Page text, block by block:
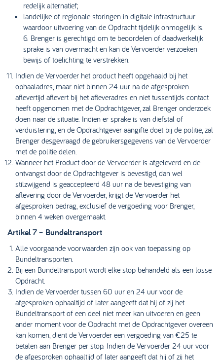
redelijk alternatief;
landelijke of regionale storingen in digitale infrastructuur
waardoor uitvoering van de Opdracht tijdelijk onmogelijk is.
6. Brenger is gerechtigd om te beoordelen of daadwerkelijk
sprake is van overmacht en kan de Vervoerder verzoeken
bewijs of toelichting te verstrekken.
Indien de Vervoerder het product heeft opgehaald bij het
ophaaladres, maar niet binnen 24 uur na de afgesproken
aflevertijd aflevert bij het afleveradres en niet tussentijds contact
heeft opgenomen met de Opdrachtgever, zal Brenger onderzoek
doen naar de situatie. Indien er sprake is van diefstal of
verduistering, en de Opdrachtgever aangifte doet bij de politie, zal
Brenger desgevraagd de gebruikersgegevens van de Vervoerder
met de politie delen.
Wanneer het Product door de Vervoerder is afgeleverd en de
ontvangst door de Opdrachtgever is bevestigd, dan wel
stilzwijgend is geaccepteerd 48 uur na de bevestiging van
aflevering door de Vervoerder, krijgt de Vervoerder het
afgesproken bedrag, exclusief de vergoeding voor Brenger,
binnen 4 weken overgemaakt.
Artikel 7 – Bundeltransport
Alle voorgaande voorwaarden zijn ook van toepassing op
Bundeltransporten.
Bij een Bundeltransport wordt elke stop behandeld als een losse
Opdracht.
Indien de Vervoerder tussen 60 uur en 24 uur voor de
afgesproken ophaaltijd of later aangeeft dat hij of zij het
Bundeltransport of een deel niet meer kan uitvoeren en geen
ander moment voor de Opdracht met de Opdrachtgever overeen
kan komen, dient de Vervoerder een vergoeding van €25 te
betalen aan Brenger per stop. Indien de Vervoerder 24 uur voor
de afgesproken ophaaltijd of later aangeeft dat hij of zij het